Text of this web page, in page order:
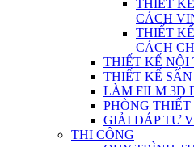
THIẾT
CÁCH
THIẾT
CÁCH
THIẾT KẾ NỘI
THIẾT KẾ
LÀM FILM 3D
PHÒNG
GIẢI ĐÁP TƯ
THI CÔNG